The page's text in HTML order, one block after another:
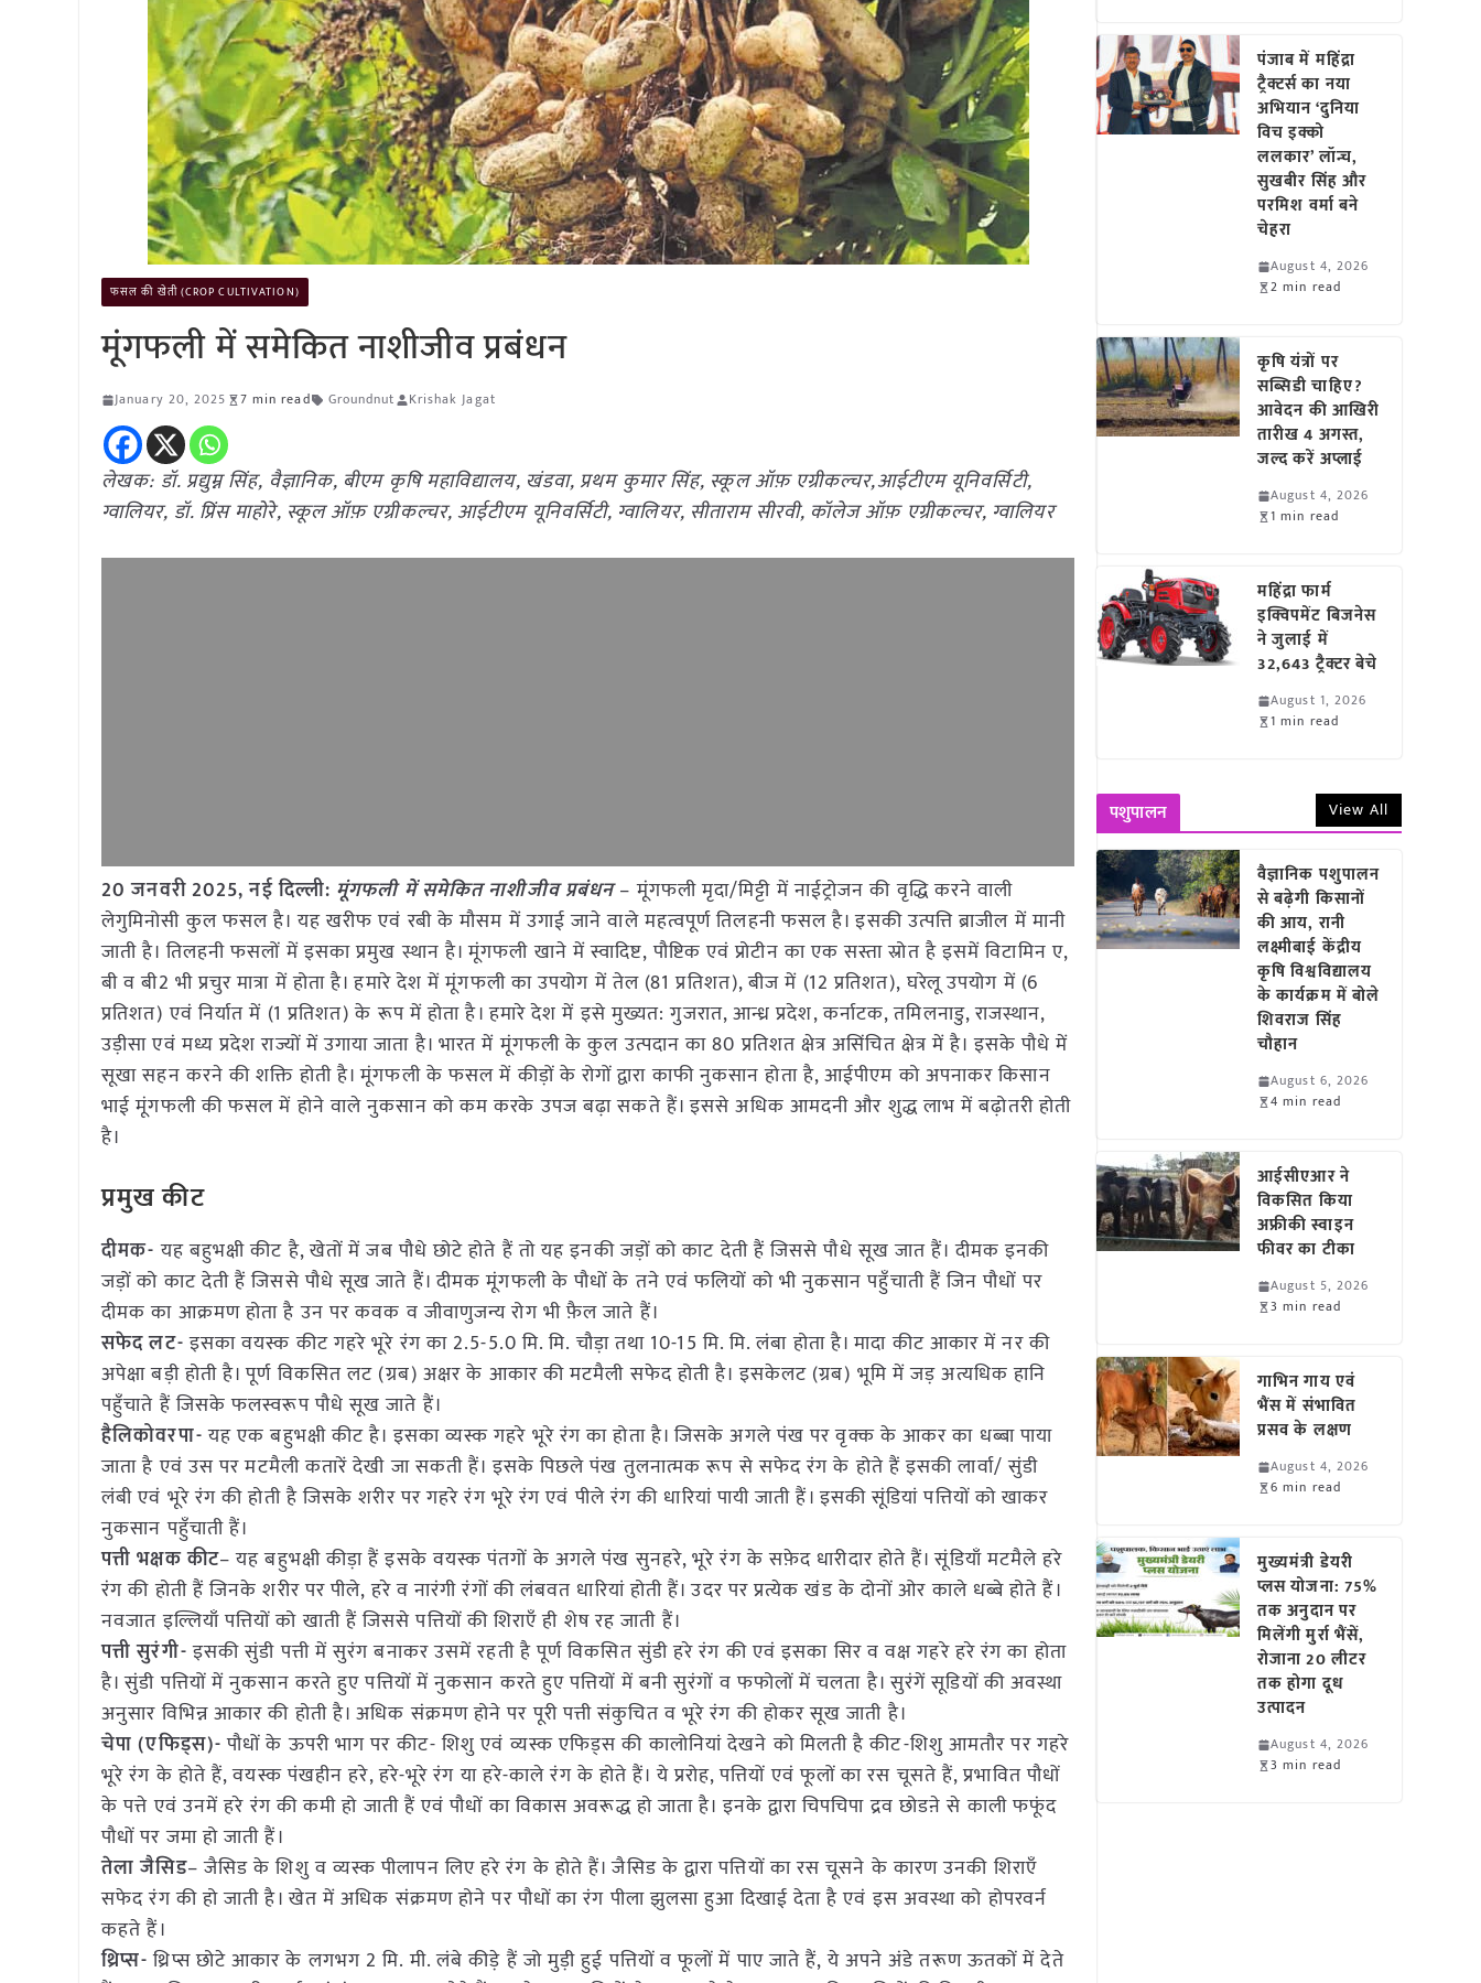
फसल की खेती (CROP CULTIVATION)
मूंगफली में समेकित नाशीजीव प्रबंधन
January 20, 2025 7 min read Groundnut Krishak Jagat
लेखक: डॉ. प्रद्युम्न सिंह, वैज्ञानिक, बीएम कृषि महाविद्यालय, खंडवा, प्रथम कुमार सिंह, स्कूल ऑफ़ एग्रीकल्चर,आईटीएम यूनिवर्सिटी,
ग्वालियर, डॉ. प्रिंस माहोरे, स्कूल ऑफ़ एग्रीकल्चर, आईटीएम यूनिवर्सिटी, ग्वालियर, सीताराम सीरवी, कॉलेज ऑफ़ एग्रीकल्चर, ग्वालियर
20 जनवरी 2025, नई दिल्ली: मूंगफली में समेकित नाशीजीव प्रबंधन– मूंगफली मृदा/मिट्टी में नाईट्रोजन की वृद्धि करने वाली
लेगुमिनोसी कुल फसल है। यह खरीफ एवं रबी के मौसम में उगाई जाने वाले महत्वपूर्ण तिलहनी फसल है। इसकी उत्पत्ति ब्राजील में मानी
जाती है। तिलहनी फसलों में इसका प्रमुख स्थान है। मूंगफली खाने में स्वादिष्ट, पौष्टिक एवं प्रोटीन का एक सस्ता स्रोत है इसमें विटामिन ए,
बी व बी2 भी प्रचुर मात्रा में होता है। हमारे देश में मूंगफली का उपयोग में तेल (81 प्रतिशत), बीज में (12 प्रतिशत), घरेलू उपयोग में (6
प्रतिशत) एवं निर्यात में (1 प्रतिशत) के रूप में होता है। हमारे देश में इसे मुख्यत: गुजरात, आन्ध्र प्रदेश, कर्नाटक, तमिलनाडु, राजस्थान,
उड़ीसा एवं मध्य प्रदेश राज्यों में उगाया जाता है। भारत में मूंगफली के कुल उत्पदान का 80 प्रतिशत क्षेत्र असिंचित क्षेत्र में है। इसके पौधे में
सूखा सहन करने की शक्ति होती है। मूंगफली के फसल में कीड़ों के रोगों द्वारा काफी नुकसान होता है, आईपीएम को अपनाकर किसान
भाई मूंगफली की फसल में होने वाले नुकसान को कम करके उपज बढ़ा सकते हैं। इससे अधिक आमदनी और शुद्ध लाभ में बढ़ोतरी होती
है।
प्रमुख कीट
दीमक- यह बहुभक्षी कीट है, खेतों में जब पौधे छोटे होते हैं तो यह इनकी जड़ों को काट देती हैं जिससे पौधे सूख जात हैं। दीमक इनकी
जड़ों को काट देती हैं जिससे पौधे सूख जाते हैं। दीमक मूंगफली के पौधों के तने एवं फलियों को भी नुकसान पहुँचाती हैं जिन पौधों पर
दीमक का आक्रमण होता है उन पर कवक व जीवाणुजन्य रोग भी फ़ैल जाते हैं।
सफेद लट-इसका वयस्क कीट गहरे भूरे रंग का 2.5-5.0 मि. मि. चौड़ा तथा 10-15 मि. मि. लंबा होता है। मादा कीट आकार में नर की
अपेक्षा बड़ी होती है। पूर्ण विकसित लट (ग्रब) अक्षर के आकार की मटमैली सफेद होती है। इसकेलट (ग्रब) भूमि में जड़ अत्यधिक हानि
पहुँचाते हैं जिसके फलस्वरूप पौधे सूख जाते हैं।
हैलिकोवरपा-यह एक बहुभक्षी कीट है। इसका व्यस्क गहरे भूरे रंग का होता है। जिसके अगले पंख पर वृक्क के आकर का धब्बा पाया
जाता है एवं उस पर मटमैली कतारें देखी जा सकती हैं। इसके पिछले पंख तुलनात्मक रूप से सफेद रंग के होते हैं इसकी लार्वा/ सुंडी
लंबी एवं भूरे रंग की होती है जिसके शरीर पर गहरे रंग भूरे रंग एवं पीले रंग की धारियां पायी जाती हैं। इसकी सूंडियां पत्तियों को खाकर
नुकसान पहुँचाती हैं।
पत्ती भक्षक कीट– यह बहुभक्षी कीड़ा हैं इसके वयस्क पंतगों के अगले पंख सुनहरे, भूरे रंग के सफ़ेद धारीदार होते हैं। सूंडियाँ मटमैले हरे
रंग की होती हैं जिनके शरीर पर पीले, हरे व नारंगी रंगों की लंबवत धारियां होती हैं। उदर पर प्रत्येक खंड के दोनों ओर काले धब्बे होते हैं।
नवजात इल्लियाँ पत्तियों को खाती हैं जिससे पत्तियों की शिराएँ ही शेष रह जाती हैं।
पत्ती सुरंगी-इसकी सुंडी पत्ती में सुरंग बनाकर उसमें रहती है पूर्ण विकसित सुंडी हरे रंग की एवं इसका सिर व वक्ष गहरे हरे रंग का होता
है। सुंडी पत्तियों में नुकसान करते हुए पत्तियों में नुकसान करते हुए पत्तियों में बनी सुरंगों व फफोलों में चलता है। सुरंगें सूडियों की अवस्था
अनुसार विभिन्न आकार की होती है। अधिक संक्रमण होने पर पूरी पत्ती संकुचित व भूरे रंग की होकर सूख जाती है।
चेपा (एफिड्स)-पौधों के ऊपरी भाग पर कीट- शिशु एवं व्यस्क एफिड्स की कालोनियां देखने को मिलती है कीट-शिशु आमतौर पर गहरे
भूरे रंग के होते हैं, वयस्क पंखहीन हरे, हरे-भूरे रंग या हरे-काले रंग के होते हैं। ये प्ररोह, पत्तियों एवं फूलों का रस चूसते हैं, प्रभावित पौधों
के पत्ते एवं उनमें हरे रंग की कमी हो जाती हैं एवं पौधों का विकास अवरूद्ध हो जाता है। इनके द्वारा चिपचिपा द्रव छोडऩे से काली फफूंद
पौधों पर जमा हो जाती हैं।
तेला जैसिड– जैसिड के शिशु व व्यस्क पीलापन लिए हरे रंग के होते हैं। जैसिड के द्वारा पत्तियों का रस चूसने के कारण उनकी शिराएँ
सफेद रंग की हो जाती है। खेत में अधिक संक्रमण होने पर पौधों का रंग पीला झुलसा हुआ दिखाई देता है एवं इस अवस्था को होपरवर्न
कहते हैं।
थ्रिप्स-थ्रिप्स छोटे आकार के लगभग 2 मि. मी. लंबे कीड़े हैं जो मुड़ी हुई पत्तियों व फूलों में पाए जाते हैं, ये अपने अंडे तरूण ऊतकों में देते
पंजाब में महिंद्रा
ट्रैक्टर्स का नया
अभियान ‘दुनिया
विच इक्को
ललकार’ लॉन्च,
सुखबीर सिंह और
परमिश वर्मा बने
चेहरा
August 4, 2026
2 min read
कृषि यंत्रों पर
सब्सिडी चाहिए?
आवेदन की आखिरी
तारीख 4 अगस्त,
जल्द करें अप्लाई
August 4, 2026
1 min read
महिंद्रा फार्म
इक्विपमेंट बिजनेस
ने जुलाई में
32,643 ट्रैक्टर बेचे
August 1, 2026
1 min read
पशुपालन View All
वैज्ञानिक पशुपालन
से बढ़ेगी किसानों
की आय, रानी
लक्ष्मीबाई केंद्रीय
कृषि विश्वविद्यालय
के कार्यक्रम में बोले
शिवराज सिंह
चौहान
August 6, 2026
4 min read
आईसीएआर ने
विकसित किया
अफ्रीकी स्वाइन
फीवर का टीका
August 5, 2026
3 min read
गाभिन गाय एवं
भैंस में संभावित
प्रसव के लक्षण
August 4, 2026
6 min read
मुख्यमंत्री डेयरी
प्लस योजना: 75%
तक अनुदान पर
मिलेंगी मुर्रा भैंसें,
रोजाना 20 लीटर
तक होगा दूध
उत्पादन
August 4, 2026
3 min read